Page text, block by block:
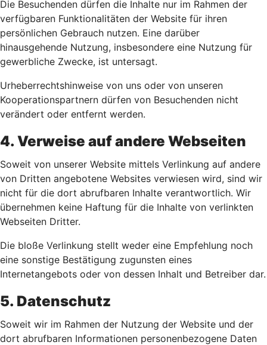
Die Besuchenden dürfen die Inhalte nur im Rahmen der
verfügbaren Funktionalitäten der Website für ihren
persönlichen Gebrauch nutzen. Eine darüber
hinausgehende Nutzung, insbesondere eine Nutzung für
gewerbliche Zwecke, ist untersagt.
Urheberrechtshinweise von uns oder von unseren
Kooperationspartnern dürfen von Besuchenden nicht
verändert oder entfernt werden.
4. Verweise auf andere Webseiten
Soweit von unserer Website mittels Verlinkung auf andere
von Dritten angebotene Websites verwiesen wird, sind wir
nicht für die dort abrufbaren Inhalte verantwortlich. Wir
übernehmen keine Haftung für die Inhalte von verlinkten
Webseiten Dritter.
Die bloße Verlinkung stellt weder eine Empfehlung noch
eine sonstige Bestätigung zugunsten eines
Internetangebots oder von dessen Inhalt und Betreiber dar.
5. Datenschutz
Soweit wir im Rahmen der Nutzung der Website und der
dort abrufbaren Informationen personenbezogene Daten